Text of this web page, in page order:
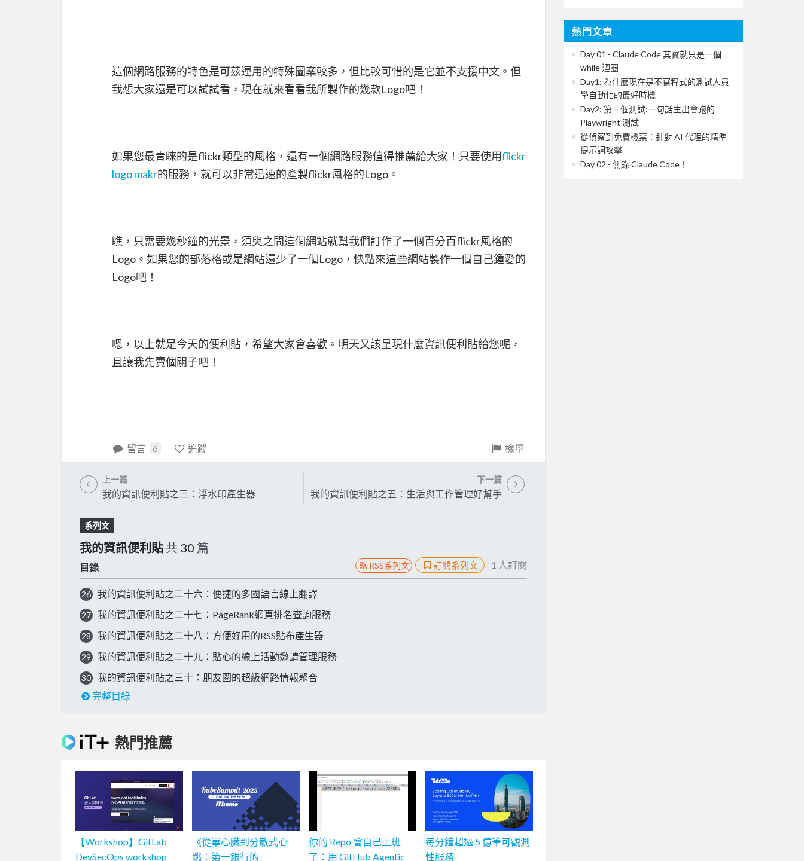
這個網路服務的特色是可茲運用的特殊圖案較多，但比較可惜的是它並不支援中文。但
我想大家還是可以試試看，現在就來看看我所製作的幾款Logo吧！
如果您最青睞的是flickr類型的風格，還有一個網路服務值得推薦給大家！只要使用flickr
logo makr的服務，就可以非常迅速的產製flickr風格的Logo。
瞧，只需要幾秒鐘的光景，須臾之間這個網站就幫我們訂作了一個百分百flickr風格的
Logo。如果您的部落格或是網站還少了一個Logo，快點來這些網站製作一個自己鍾愛的
Logo吧！
嗯，以上就是今天的便利貼，希望大家會喜歡。明天又該呈現什麼資訊便利貼給您呢，
且讓我先賣個關子吧！
留言 6 追蹤 檢舉
上一篇
我的資訊便利貼之三：浮水印產生器
下一篇
我的資訊便利貼之五：生活與工作管理好幫手
系列文
我的資訊便利貼 共 30 篇
目錄 RSS系列文 訂閱系列文 1 人訂閱
26 我的資訊便利貼之二十六：便捷的多國語言線上翻譯
27 我的資訊便利貼之二十七：PageRank網頁排名查詢服務
28 我的資訊便利貼之二十八：方便好用的RSS貼布產生器
29 我的資訊便利貼之二十九：貼心的線上活動邀請管理服務
30
我的資訊便利貼之三十：朋友圈的超級網路情報聚合
完整目錄
熱門推薦
【Workshop】GitLab
DevSecOps workshop
《從單心臟到分散式心
跳：第一銀行的
你的 Repo 會自己上班
了：用 GitHub Agentic
每分鐘超過 5 億筆可觀測
性服務
熱門文章
Day 01 - Claude Code 其實就只是一個
while 迴圈
Day1: 為什麼現在是不寫程式的測試人員
學自動化的最好時機
Day2: 第一個測試:一句話生出會跑的
Playwright 測試
從偵察到免費機票：針對 AI 代理的精準
提示詞攻擊
Day 02 - 側錄 Claude Code！